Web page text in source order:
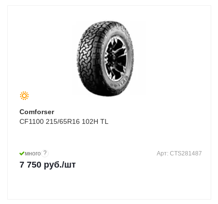
Comforser
CF1100 215/65R16 102H TL
много ? Арт: CTS281487
7 750 руб./шт